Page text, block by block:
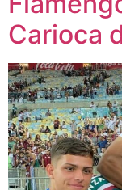
Carioca